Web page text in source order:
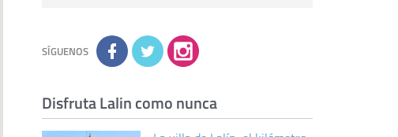
Derechos:tiene derecho a saber qué
información tenemos sobre usted, corregirla y
eliminarla, tal y como se explica en la
información adicional disponible en nuestra
la información adicional y detallada sobre cómo
tratamos sus datos en lapolítica de privacidad
SÍGUENOS
Disfruta Lalin como nunca